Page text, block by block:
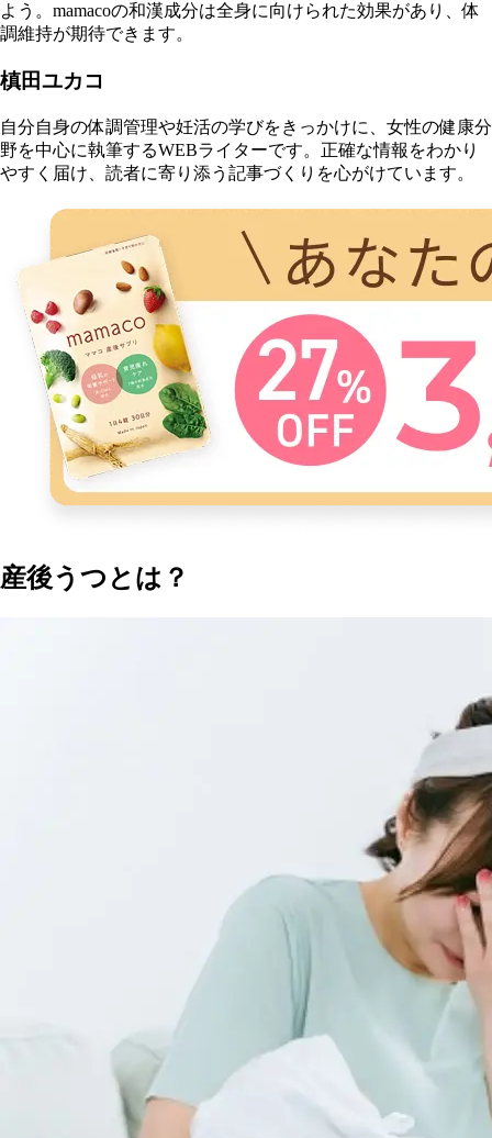
よう。mamacoの和漢成分は全身に向けられた効果があり、体
調維持が期待できます。
槙田ユカコ
自分自身の体調管理や妊活の学びをきっかけに、女性の健康分
野を中心に執筆するWEBライターです。正確な情報をわかり
やすく届け、読者に寄り添う記事づくりを心がけています。
産後うつとは？